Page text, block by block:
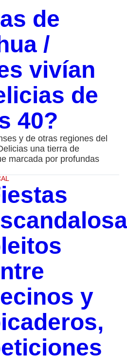
de
/
vivían
de
40?
y de otras regiones del
una tierra de
marcada por profundas
y